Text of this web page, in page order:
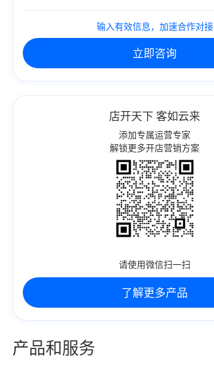
输入有效信息，加速合作对接
立即咨询
店开天下 客如云来
添加专属运营专家
解锁更多开店营销方案
请使用微信扫一扫
了解更多产品
产品和服务